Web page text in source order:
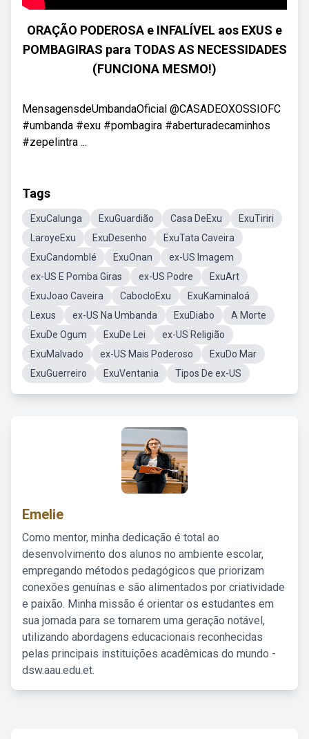
ORAÇÃO PODEROSA e INFALÍVEL aos EXUS e
POMBAGIRAS para TODAS AS NECESSIDADES
(FUNCIONA MESMO!)
MensagensdeUmbandaOficial @CASADEOXOSSIOFC
#umbanda #exu #pombagira #aberturadecaminhos
#zepelintra ...
Tags
ExuCalunga ExuGuardião Casa DeExu
ExuTiriri
LaroyeExu
ExuDesenho
ExuTata Caveira
ExuCandomblé
ExuOnan
ex-US Imagem
ex-US E Pomba Giras
ex-US Podre
ExuArt
ExuJoao Caveira
CabocloExu
ExuKaminaloá
Lexus
ex-US Na Umbanda ExuDiabo
A Morte
ExuDe Ogum
ExuDe Lei
ex-US Religião
ExuMalvado
ex-US Mais Poderoso
ExuDo Mar
ExuGuerreiro
ExuVentania Tipos De ex-US
Emelie
Como mentor, minha dedicação é total ao
desenvolvimento dos alunos no ambiente escolar,
empregando métodos pedagógicos que priorizam
conexões genuínas e são alimentados por criatividade
e paixão. Minha missão é orientar os estudantes em
sua jornada para se tornarem uma geração notável,
utilizando abordagens educacionais reconhecidas
pelas principais instituições acadêmicas do mundo -
dsw.aau.edu.et.